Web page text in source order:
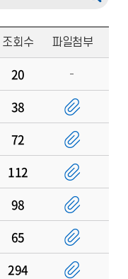
조회수 파일첨부
20
38
72
112
98
65
294